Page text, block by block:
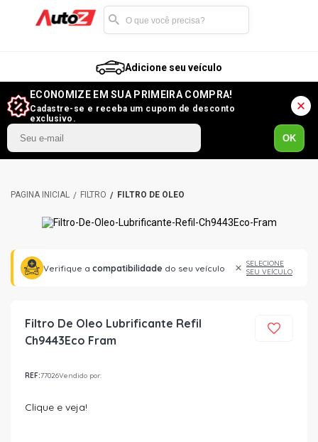
Adicione seu veículo
ECONOMIZE EM SUA PRIMEIRA COMPRA!
Cadastre-se e receba um cupom de desconto
exclusivo.
OK
FILTRO FILTRO DE ÓLEO
Verifique a compatibilidade do seu veículo
SELECIONE
SEU VEÍCULO
Filtro De Oleo Lubrificante Refil
Ch9443Eco Fram
REF:77026Vendido por:
Clique e veja!